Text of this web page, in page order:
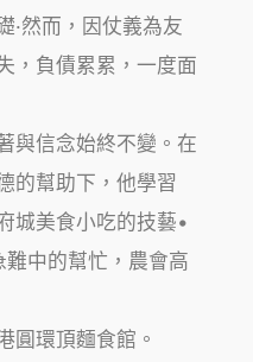
·然而，因仗義為友
，負債累累，一度面
與信念始終不變。在
的幫助下，他學習
城美食小吃的技藝•
中的幫忙，農會高
圓環頂麵食館。